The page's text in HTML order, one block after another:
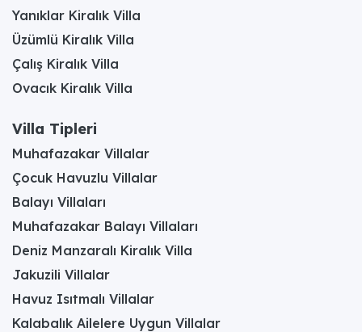
Yanıklar Kiralık Villa
Üzümlü Kiralık Villa
Çalış Kiralık Villa
Ovacık Kiralık Villa
Villa Tipleri
Muhafazakar Villalar
Çocuk Havuzlu Villalar
Balayı Villaları
Muhafazakar Balayı Villaları
Deniz Manzaralı Kiralık Villa
Jakuzili Villalar
Havuz Isıtmalı Villalar
Kalabalık Ailelere Uygun Villalar